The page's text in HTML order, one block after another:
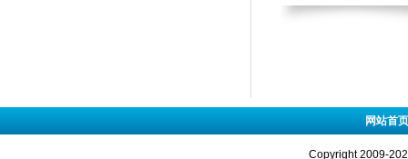
网站首页
Copyright 2009-